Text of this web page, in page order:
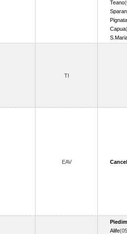
Teano
Capua
TI
EAV
Alife